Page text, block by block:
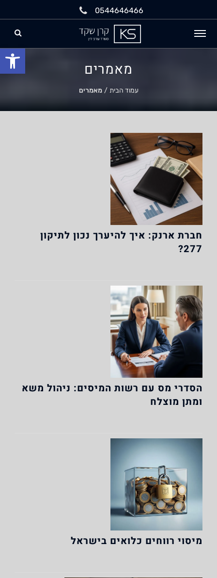
0544646466
מאמרים
עמוד הבית / מאמרים
חברת ארנק: איך להיערך נכון לתיקון
277?
הסדרי מס עם רשות המיסים: ניהול משא
ומתן מוצלח
מיסוי רווחים כלואים בישראל